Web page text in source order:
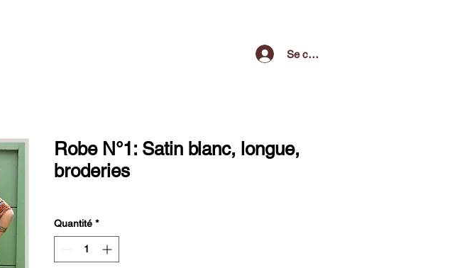
Se connecter
Robe N°1: Satin blanc, longue,
broderies
Quantité *